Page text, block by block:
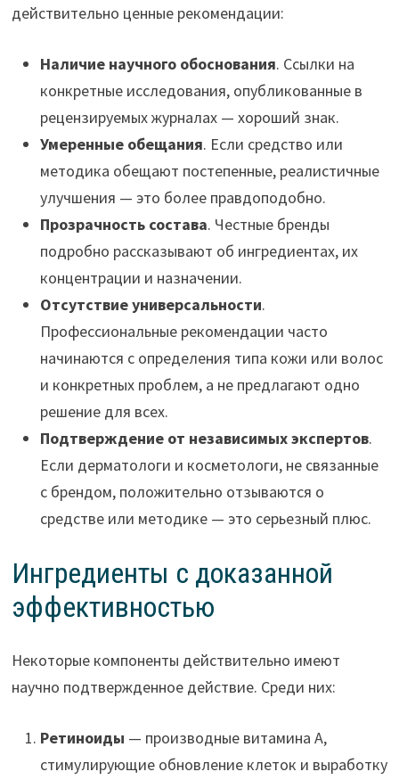
действительно ценные рекомендации:
Наличие научного обоснования. Ссылки на
конкретные исследования, опубликованные в
рецензируемых журналах — хороший знак.
Умеренные обещания. Если средство или
методика обещают постепенные, реалистичные
улучшения — это более правдоподобно.
Прозрачность состава. Честные бренды
подробно рассказывают об ингредиентах, их
концентрации и назначении.
Отсутствие универсальности.
Профессиональные рекомендации часто
начинаются с определения типа кожи или волос
и конкретных проблем, а не предлагают одно
решение для всех.
Подтверждение от независимых экспертов.
Если дерматологи и косметологи, не связанные
с брендом, положительно отзываются о
средстве или методике — это серьезный плюс.
Ингредиенты с доказанной
эффективностью
Некоторые компоненты действительно имеют
научно подтвержденное действие. Среди них:
Ретиноиды — производные витамина А,
стимулирующие обновление клеток и выработку